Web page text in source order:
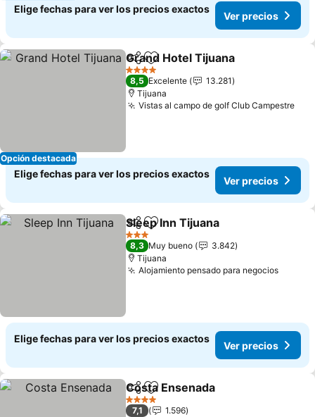
Elige fechas para ver los precios exactos
Ver precios
Opción destacada
CompartirAgregar a favoritos
Grand Hotel Tijuana
4 Estrellas
8,5 Excelente
13.281
Tijuana
Vistas al campo de golf Club Campestre
Elige fechas para ver los precios exactos
Ver precios
CompartirAgregar a favoritos
Sleep Inn Tijuana
3 Estrellas
8,3 Muy bueno
3.842
Tijuana
Alojamiento pensado para negociosVer
Elige fechas para ver los precios exactos
Ver precios
CompartirAgregar a favoritos
Costa Ensenada
4 Estrellas
7,1
1.596